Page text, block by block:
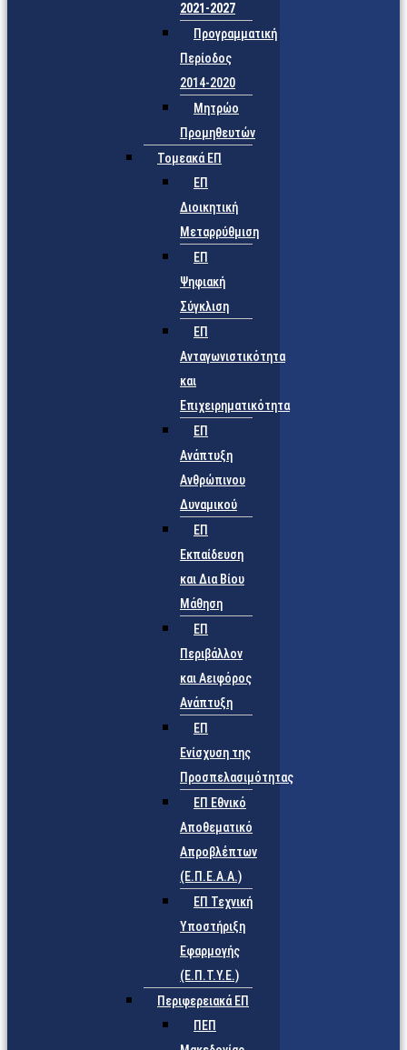
2021-2027
Προγραμματική
Περίοδος
2014-2020
Μητρώο
Προμηθευτών
Τομεακά ΕΠ
ΕΠ
Διοικητική
Μεταρρύθμιση
ΕΠ
Ψηφιακή
Σύγκλιση
ΕΠ
Ανταγωνιστικότητα
και
Επιχειρηματικότητα
ΕΠ
Ανάπτυξη
Ανθρώπινου
Δυναμικού
ΕΠ
Εκπαίδευση
και Δια Βίου
Μάθηση
ΕΠ
Περιβάλλον
και Αειφόρος
Ανάπτυξη
ΕΠ
Ενίσχυση της
Προσπελασιμότητας
ΕΠ Εθνικό
Αποθεματικό
Απροβλέπτων
(Ε.Π.Ε.Α.Α.)
ΕΠ Τεχνική
Υποστήριξη
Εφαρμογής
(Ε.Π.Τ.Υ.Ε.)
Περιφερειακά ΕΠ
ΠΕΠ